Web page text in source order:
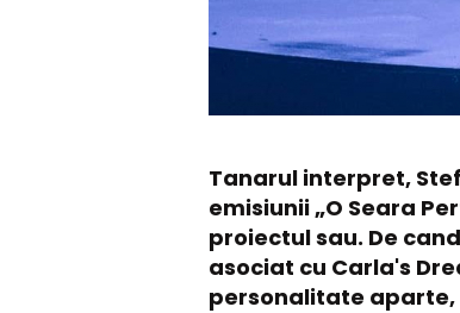
Tanarul interpret,
emisiunii „O Seara
proiectul sau. De
asociat cu Carla's
personalitate aparte,